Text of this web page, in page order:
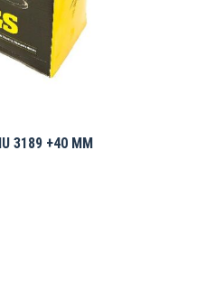
3189 +40 MM